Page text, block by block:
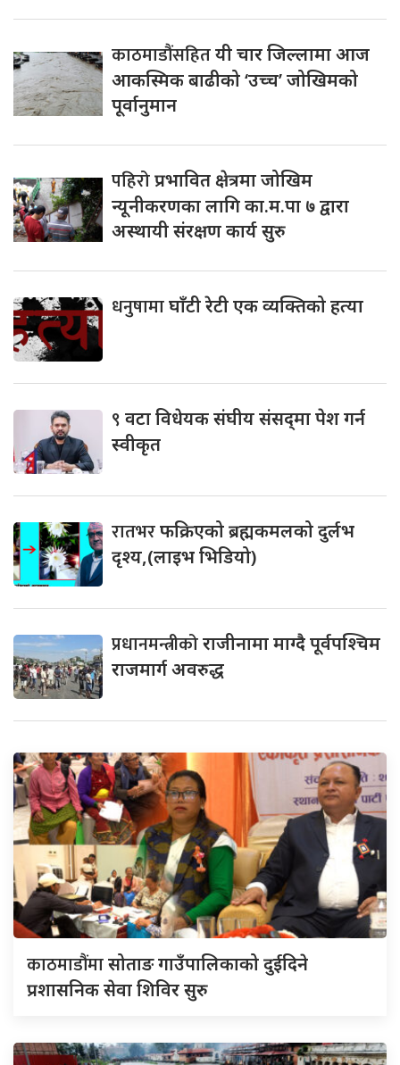
काठमाडौंसहितयी चार जिल्लामा आज
आकस्मिक बाढीको ‘उच्च’ जोखिमको
पूर्वानुमान
पहिरोप्रभावित क्षेत्रमा जोखिम
न्यूनीकरणका लागि का.म.पा ७ द्वारा
अस्थायी संरक्षण कार्य सुरु
धनुषामाघाँटी रेटी एक व्यक्तिको हत्या
९ वटा विधेयक संघीय संसद्‌मा पेश गर्न
स्वीकृत
रातभरफक्रिएको ब्रह्मकमलको दुर्लभ
दृश्य,(लाइभ भिडियो)
प्रधानमन्त्रीकोराजीनामा माग्दै पूर्वपश्चिम
राजमार्ग अवरुद्ध
काठमाडौंमासोताङ गाउँपालिकाको दुईदिने
प्रशासनिक सेवा शिविर सुरु